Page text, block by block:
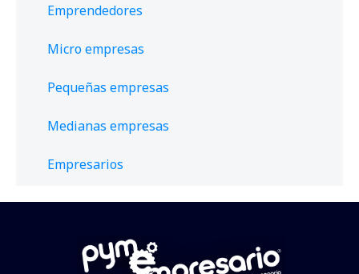
Emprendedores
Micro empresas
Pequeñas empresas
Medianas empresas
Empresarios